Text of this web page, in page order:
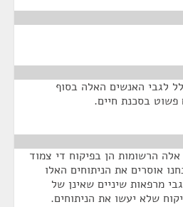
לגבי האנשים האלה בסוף
בסכנת חיים.
אלה הרשומות הן בפיקוח די צמוד
אוסרים את הניתוחים האלו
מרפאות שיניים שאינן של
שלא יעשו את הניתוחים.